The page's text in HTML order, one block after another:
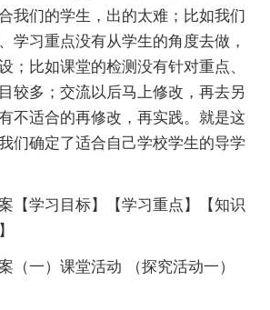
我们的学生，出的太难；比如我们
学习重点没有从学生的角度去做，
；比如课堂的检测没有针对重点、
较多；交流以后马上修改，再去另
不适合的再修改，再实践。就是这
们确定了适合自己学校学生的导学
学习目标】【学习重点】【知识
一）课堂活动 （探究活动一）